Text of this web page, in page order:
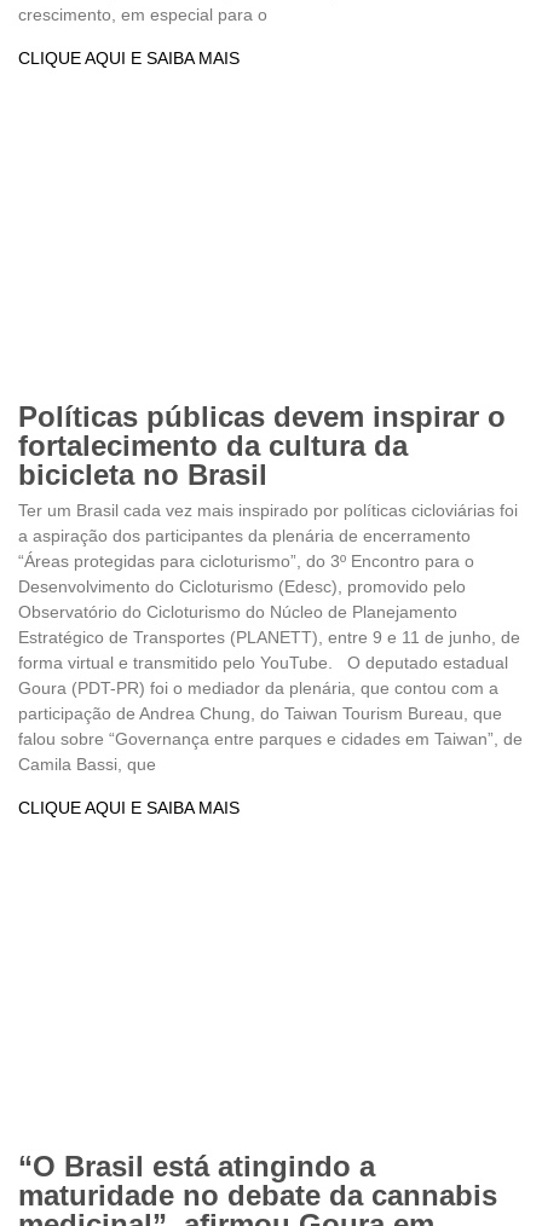
crescimento, em especial para o
CLIQUE AQUI E SAIBA MAIS
Políticas públicas devem inspirar o
fortalecimento da cultura da
bicicleta no Brasil
Ter um Brasil cada vez mais inspirado por políticas cicloviárias foi
a aspiração dos participantes da plenária de encerramento
“Áreas protegidas para cicloturismo”, do 3º Encontro para o
Desenvolvimento do Cicloturismo (Edesc), promovido pelo
Observatório do Cicloturismo do Núcleo de Planejamento
Estratégico de Transportes (PLANETT), entre 9 e 11 de junho, de
forma virtual e transmitido pelo YouTube. O deputado estadual
Goura (PDT-PR) foi o mediador da plenária, que contou com a
participação de Andrea Chung, do Taiwan Tourism Bureau, que
falou sobre “Governança entre parques e cidades em Taiwan”, de
Camila Bassi, que
CLIQUE AQUI E SAIBA MAIS
“O Brasil está atingindo a
maturidade no debate da cannabis